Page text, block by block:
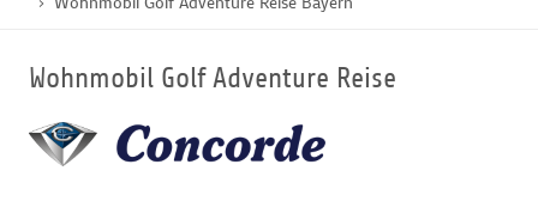
GOLFHOTELS
GOLFARRANGEMENTS
Wohnmobil Golf Adventure Reise